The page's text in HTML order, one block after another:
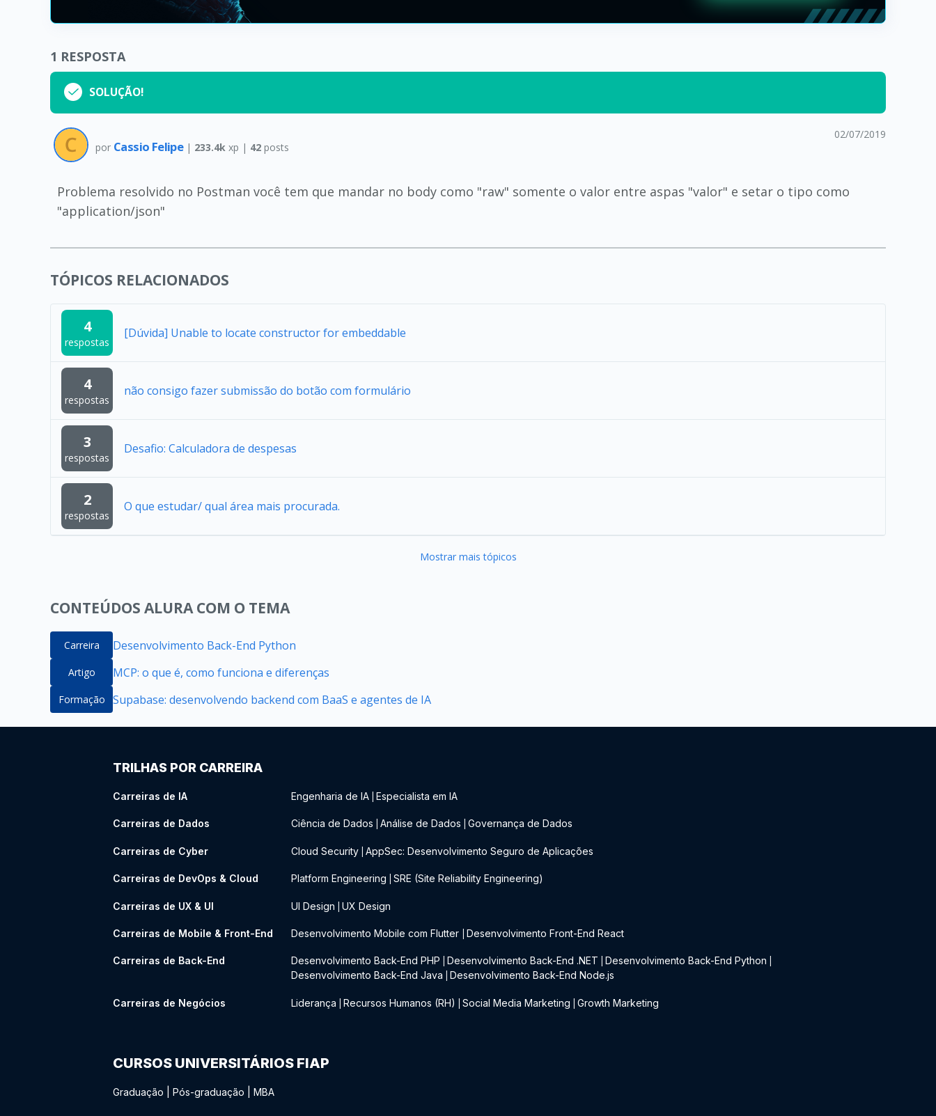
1 RESPOSTA
SOLUÇÃO!
por Cassio Felipe | 233.4k xp | 42posts
02/07/2019
Problema resolvido no Postman você tem que mandar no body como "raw" somente o valor entre aspas "valor" e setar o tipo como
"application/json"
TÓPICOS RELACIONADOS
4
respostas
[Dúvida] Unable to locate constructor for embeddable
4
respostas
não consigo fazer submissão do botão com formulário
3
respostas
Desafio: Calculadora de despesas
2
respostas
O que estudar/ qual área mais procurada.
Mostrar mais tópicos
CONTEÚDOS ALURA COM O TEMA
Carreira Desenvolvimento Back-End Python
Artigo MCP: o que é, como funciona e diferenças
Formação Supabase: desenvolvendo backend com BaaS e agentes de IA
TRILHAS POR CARREIRA
Carreiras de IA Engenharia de IA Especialista em IA
Carreiras de Dados Ciência de Dados Análise de Dados Governança de Dados
Carreiras de Cyber Cloud Security AppSec: Desenvolvimento Seguro de Aplicações
Carreiras de DevOps & Cloud Platform Engineering SRE (Site Reliability Engineering)
Carreiras de UX & UI UI Design UX Design
Carreiras de Mobile & Front-End Desenvolvimento Mobile com Flutter Desenvolvimento Front-End React
Carreiras de Back-End Desenvolvimento Back-End PHP Desenvolvimento Back-End .NET Desenvolvimento Back-End Python
Desenvolvimento Back-End Java Desenvolvimento Back-End Node.js
Carreiras de Negócios Liderança Recursos Humanos (RH) Social Media Marketing Growth Marketing
CURSOS UNIVERSITÁRIOS FIAP
Graduação Pós-graduação MBA